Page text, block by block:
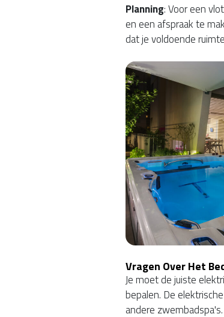
Planning: Voor een
en een afspraak te
dat je voldoende
Vragen Over Het
Je moet de juiste
bepalen. De
andere